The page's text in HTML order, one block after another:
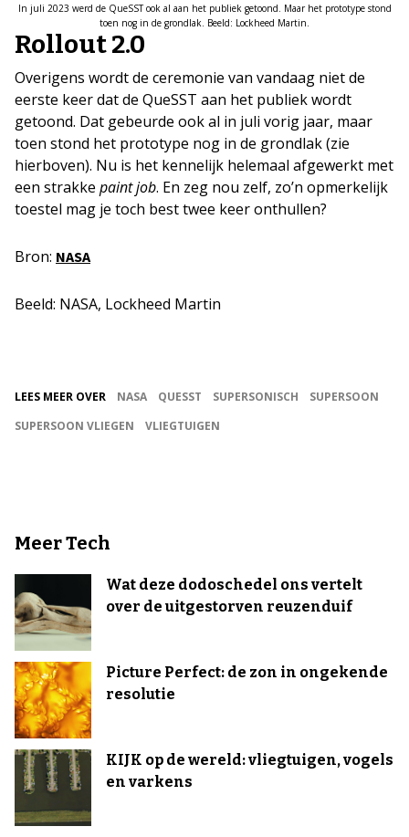
In juli 2023 werd de QueSST ook al aan het publiek getoond. Maar het prototype stond
toen nog in de grondlak. Beeld: Lockheed Martin.
Rollout 2.0
Overigens wordt de ceremonie van vandaag niet de
eerste keer dat de QueSST aan het publiek wordt
getoond. Dat gebeurde ook al in juli vorig jaar, maar
toen stond het prototype nog in de grondlak (zie
hierboven). Nu is het kennelijk helemaal afgewerkt met
een strakke paint job. En zeg nou zelf, zo’n opmerkelijk
toestel mag je toch best twee keer onthullen?
Bron: NASA
Beeld: NASA, Lockheed Martin
LEES MEER OVER NASA QUESST SUPERSONISCH
SUPERSOON
SUPERSOON VLIEGEN
VLIEGTUIGEN
Meer Tech
Wat deze dodoschedel ons vertelt
over de uitgestorven reuzenduif
Picture Perfect: de zon in ongekende
resolutie
KIJK op de wereld: vliegtuigen, vogels
en varkens